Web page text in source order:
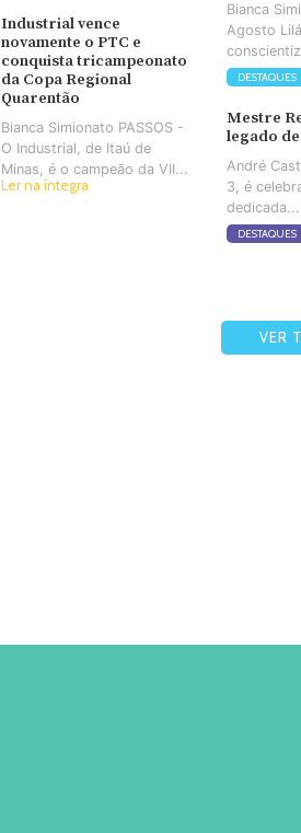
Industrial vence
novamente o PTC e
conquista tricampeonato
da Copa Regional
Quarentão
Bianca Simionato PASSOS -
O Industrial, de Itaú de
Minas, é o campeão da VII...
Ler na íntegra
Bianca
Agosto
DESTAQUES
Mestre
legado
André
3, é
dedicada...
DESTAQUES
VER